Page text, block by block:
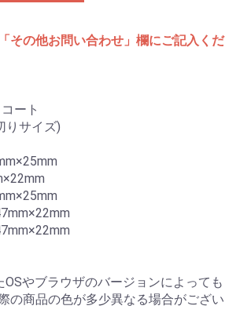
その他お問い合わせ」欄にご記入くだ
ート
りサイズ)
やブラウザのバージョンによっても
の商品の色が多少異なる場合がござい